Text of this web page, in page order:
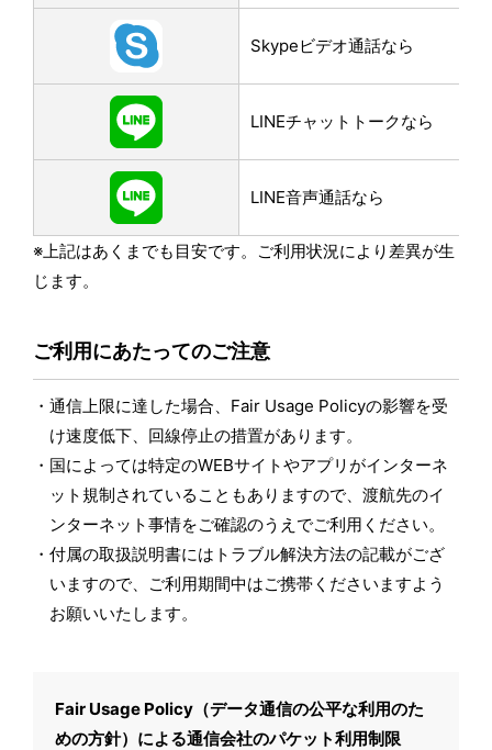
Skypeビデオ通話なら
LINEチャットトークなら
LINE音声通話なら
※上記はあくまでも目安です。ご利用状況により差異が生
じます。
ご利用にあたってのご注意
通信上限に達した場合、Fair Usage Policyの影響を受
け速度低下、回線停止の措置があります。
国によっては特定のWEBサイトやアプリがインターネ
ット規制されていることもありますので、渡航先のイ
ンターネット事情をご確認のうえでご利用ください。
付属の取扱説明書にはトラブル解決方法の記載がござ
いますので、ご利用期間中はご携帯くださいますよう
お願いいたします。
Fair Usage Policy（データ通信の公平な利用のた
めの方針）による通信会社のパケット利用制限